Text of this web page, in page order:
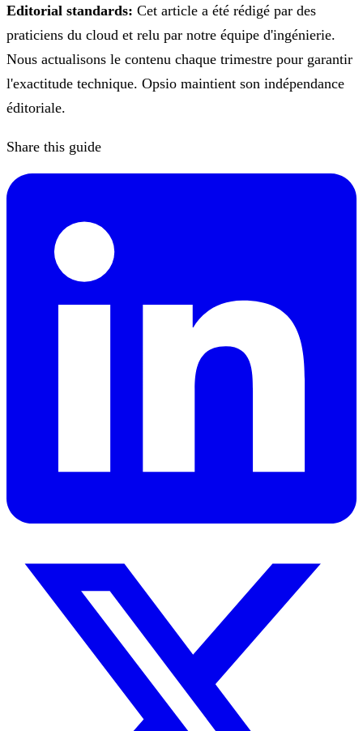
Editorial standards: Cet article a été rédigé par des
praticiens du cloud et relu par notre équipe d'ingénierie.
Nous actualisons le contenu chaque trimestre pour garantir
l'exactitude technique. Opsio maintient son indépendance
éditoriale.
Share this guide